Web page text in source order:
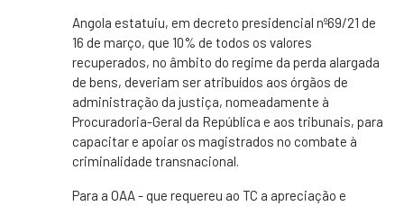
Angola estatuiu, em decreto presidencial nº69/21 de
16 de março, que 10% de todos os valores
recuperados, no âmbito do regime da perda alargada
de bens, deveriam ser atribuídos aos órgãos de
administração da justiça, nomeadamente à
Procuradoria-Geral da República e aos tribunais, para
capacitar e apoiar os magistrados no combate à
criminalidade transnacional.
Para a OAA - que requereu ao TC a apreciação e